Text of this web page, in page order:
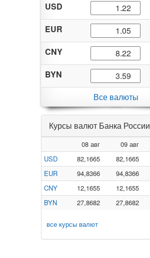
USD
EUR
CNY
BYN
Все валюты
Курсы валют Банка России
08 авг
09 авг
USD
82,1665 82,1665
EUR
94,8366 94,8366
CNY
12,1655 12,1655
BYN
27,8682 27,8682
все курсы валют